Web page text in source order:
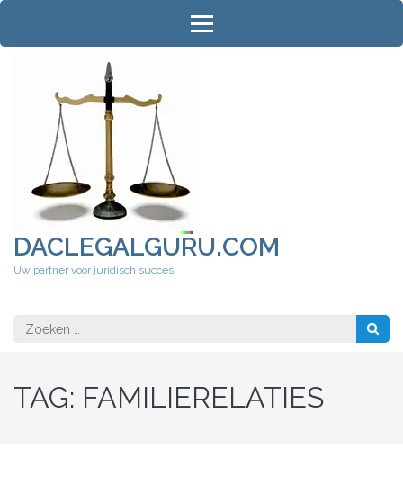
Ga
inhoud
DACLEGALGURU.COM
Uw partner voor juridisch succes
Zoeken
naar:
TAG: FAMILIERELATIES